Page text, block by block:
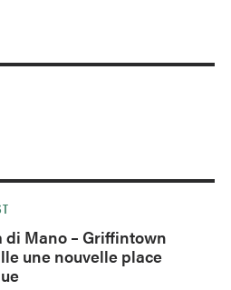
di Mano – Griffintown
une nouvelle place